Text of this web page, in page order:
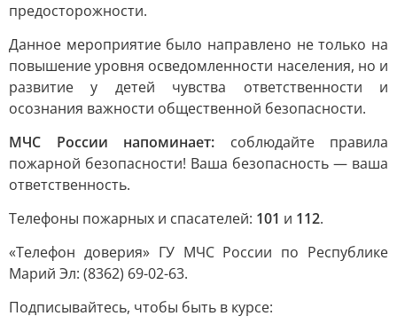
предосторожности.
Данное мероприятие было направлено не только на
повышение уровня осведомленности населения, но и
развитие у детей чувства ответственности и
осознания важности общественной безопасности.
МЧС России напоминает: соблюдайте правила
пожарной безопасности! Ваша безопасность — ваша
ответственность.
Телефоны пожарных и спасателей: 101 и 112.
«Телефон доверия» ГУ МЧС России по Республике
Марий Эл: (8362) 69-02-63.
Подписывайтесь, чтобы быть в курсе: